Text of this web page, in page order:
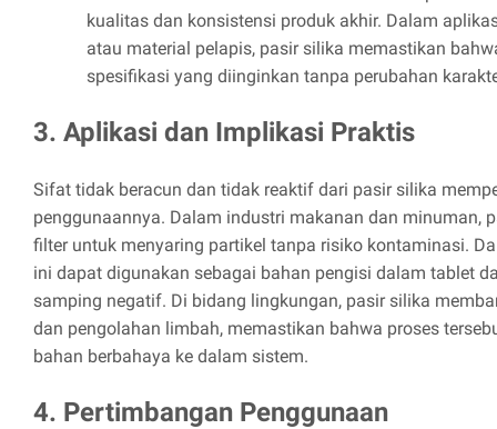
kualitas dan konsistensi produk akhir. Dalam
atau material pelapis, pasir silika memastikan
spesifikasi yang diinginkan tanpa perubahan
3. Aplikasi dan Implikasi Praktis
Sifat tidak beracun dan tidak reaktif dari pasir silika
penggunaannya. Dalam industri makanan dan minuman,
filter untuk menyaring partikel tanpa risiko kontaminasi.
ini dapat digunakan sebagai bahan pengisi dalam tablet
samping negatif. Di bidang lingkungan, pasir silika
dan pengolahan limbah, memastikan bahwa proses
bahan berbahaya ke dalam sistem.
4. Pertimbangan Penggunaan